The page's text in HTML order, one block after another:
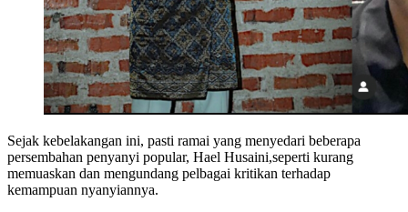
Sejak kebelakangan ini, pasti ramai yang menyedari beberapa
persembahan penyanyi popular, Hael Husaini,seperti kurang
memuaskan dan mengundang pelbagai kritikan terhadap
kemampuan nyanyiannya.